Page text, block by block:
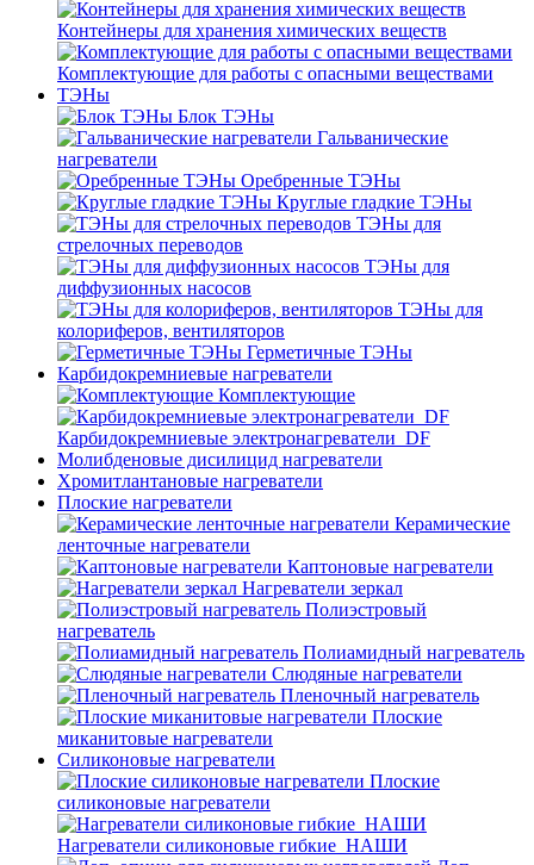
Контейнеры для хранения химических веществ
Комплектующие для работы с опасными веществами
ТЭНы
Блок ТЭНы
Гальванические
нагреватели
Оребренные ТЭНы
Круглые гладкие ТЭНы
ТЭНы для
стрелочных переводов
ТЭНы для
диффузионных насосов
ТЭНы для
колориферов, вентиляторов
Герметичные ТЭНы
Карбидокремниевые нагреватели
Комплектующие
Карбидокремниевые электронагреватели_DF
Молибденовые дисилицид нагреватели
Хромитлантановые нагреватели
Плоские нагреватели
Керамические
ленточные нагреватели
Каптоновые нагреватели
Нагреватели зеркал
Полиэстровый
нагреватель
Полиамидный нагреватель
Слюдяные нагреватели
Пленочный нагреватель
Плоские
миканитовые нагреватели
Силиконовые нагреватели
Плоские
силиконовые нагреватели
Нагреватели силиконовые гибкие_НАШИ